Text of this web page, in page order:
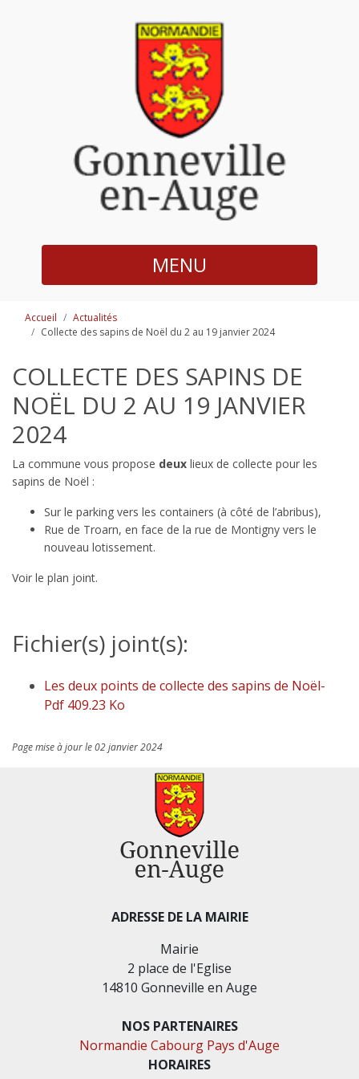
MENU
Accueil
Actualités
Collecte des sapins de Noël du 2 au 19 janvier 2024
COLLECTE DES SAPINS DE
NOËL DU 2 AU 19 JANVIER
2024
La commune vous propose deux lieux de collecte pour les
sapins de Noël :
Sur le parking vers les containers (à côté de l’abribus),
Rue de Troarn, en face de la rue de Montigny vers le
nouveau lotissement.
Voir le plan joint.
Fichier(s) joint(s):
Les deux points de collecte des sapins de Noël-
Pdf 409.23 Ko
Page mise à jour le 02 janvier 2024
ADRESSE DE LA MAIRIE
Mairie
2 place de l'Eglise
14810 Gonneville en Auge
NOS PARTENAIRES
Normandie Cabourg Pays d'Auge
HORAIRES